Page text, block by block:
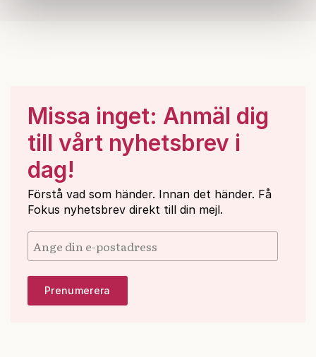
Missa inget: Anmäl dig
till vårt nyhetsbrev i
dag!
Förstå vad som händer. Innan det händer. Få
Fokus nyhetsbrev direkt till din mejl.